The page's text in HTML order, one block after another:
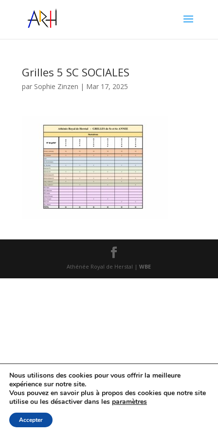
Grilles 5 SC SOCIALES
par Sophie Zinzen | Mar 17, 2025
Athénée Royal de Herstal |WBE
Nous utilisons des cookies pour vous offrir la meilleure
expérience sur notre site.
Vous pouvez en savoir plus à propos des cookies que notre site
utilise ou les désactiver dans les paramètres
Accepter